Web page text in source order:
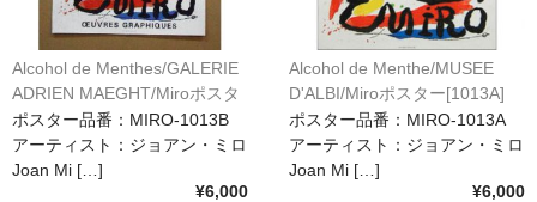
Alcohol de Menthes/GALERIE
ADRIEN MAEGHT/Miroポスタ
ー[1013B]
ポスター品番：MIRO-1013B
アーティスト：ジョアン・ミロ
Joan Mi […]
¥6,000
Alcohol de Menthe/MUSEE
D'ALBI/Miroポスター[1013A]
ポスター品番：MIRO-1013A
アーティスト：ジョアン・ミロ
Joan Mi […]
¥6,000